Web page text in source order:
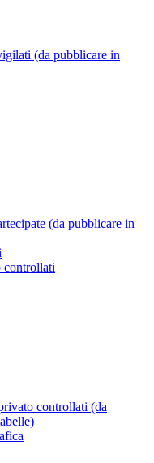
(da pubblicare in
(da pubblicare in
controllati (da